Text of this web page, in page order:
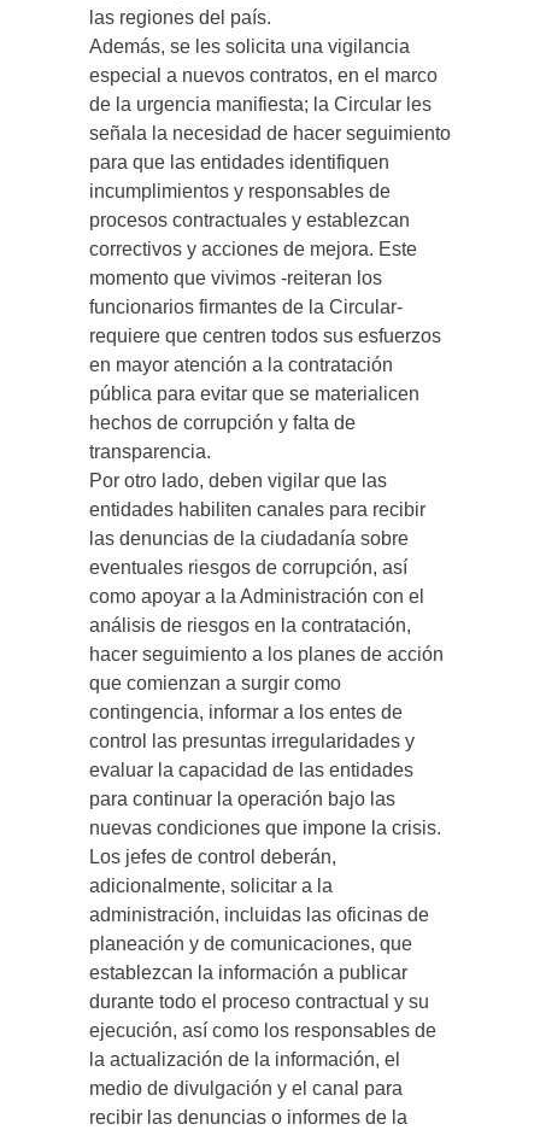
las regiones del país.
Además, se les solicita una vigilancia
especial a nuevos contratos, en el marco
de la urgencia manifiesta; la Circular les
señala la necesidad de hacer seguimiento
para que las entidades identifiquen
incumplimientos y responsables de
procesos contractuales y establezcan
correctivos y acciones de mejora. Este
momento que vivimos -reiteran los
funcionarios firmantes de la Circular-
requiere que centren todos sus esfuerzos
en mayor atención a la contratación
pública para evitar que se materialicen
hechos de corrupción y falta de
transparencia.
Por otro lado, deben vigilar que las
entidades habiliten canales para recibir
las denuncias de la ciudadanía sobre
eventuales riesgos de corrupción, así
como apoyar a la Administración con el
análisis de riesgos en la contratación,
hacer seguimiento a los planes de acción
que comienzan a surgir como
contingencia, informar a los entes de
control las presuntas irregularidades y
evaluar la capacidad de las entidades
para continuar la operación bajo las
nuevas condiciones que impone la crisis.
Los jefes de control deberán,
adicionalmente, solicitar a la
administración, incluidas las oficinas de
planeación y de comunicaciones, que
establezcan la información a publicar
durante todo el proceso contractual y su
ejecución, así como los responsables de
la actualización de la información, el
medio de divulgación y el canal para
recibir las denuncias o informes de la